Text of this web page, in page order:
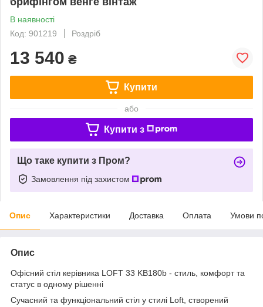
В наявності
Код: 901219
Роздріб
13 540 ₴
Купити
або
Купити з
Що таке купити з Пром?
Замовлення під захистом
Опис Характеристики Доставка Оплата Умови
Опис
Офісний стіл керівника LOFT 33 KB180b - стиль, комфорт та
статус в одному рішенні
Сучасний та функціональний стіл у стилі Loft, створений